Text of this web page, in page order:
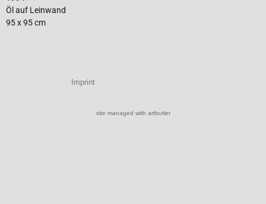
Öl auf Leinwand
95 x 95 cm
Imprint
site managed with artbutler